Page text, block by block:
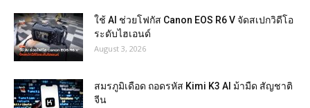
ใช้ AI ช่วยโฟกัส Canon EOS R6 V จัดสเปกวิดีโอ
ระดับไฮเอนด์
August 3, 2026
สมรภูมิเดือด ถอดรหัส Kimi K3 AI ม้ามืด สัญชาติ
จีน